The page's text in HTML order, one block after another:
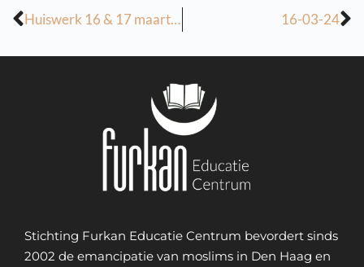
Huiswerk 16 & 17 maart 2024 16-03-24
Stichting Furkan Educatie Centrum bevordert sinds
2002 de emancipatie van moslims in Den Haag en